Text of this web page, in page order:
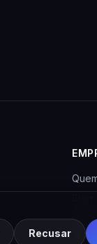
Recusar